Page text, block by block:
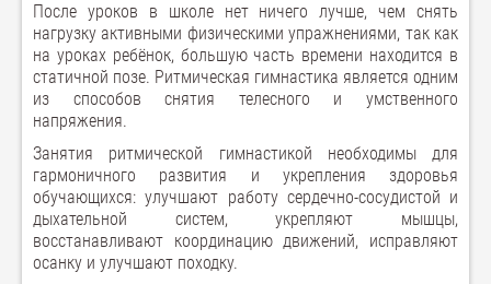
После уроков в школе нет ничего лучше, чем снять
нагрузку активными физическими упражнениями, так как
на уроках ребёнок, большую часть времени находится в
статичной позе. Ритмическая гимнастика является одним
из способов снятия телесного и умственного
напряжения.
Занятия ритмической гимнастикой необходимы для
гармоничного развития и укрепления здоровья
обучающихся: улучшают работу сердечно-сосудистой и
дыхательной систем, укрепляют мышцы,
восстанавливают координацию движений, исправляют
осанку и улучшают походку.